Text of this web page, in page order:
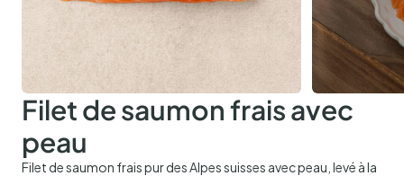
Filet de saumon frais avec
peau
Filet de saumon frais pur des Alpes suisses avec peau, levé à la